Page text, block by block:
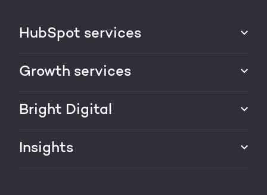
HubSpot services
HubSpot integraties
HubSpot CRM maatwerk
Growth services
Websites & portals
Groei strategie
Bright Digital
Over ons
Insights